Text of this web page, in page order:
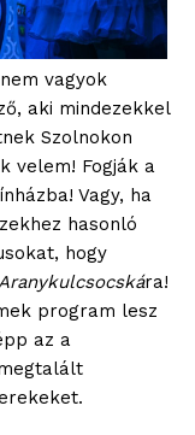
vagyok
aki mindezekkel
Szolnokon
velem! Fogják a
Vagy, ha
hasonló
hogy
Aranykulcsocskára!
program lesz
az a